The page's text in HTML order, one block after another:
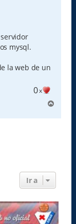
mysql.
la web de un
0x
r
Ir a